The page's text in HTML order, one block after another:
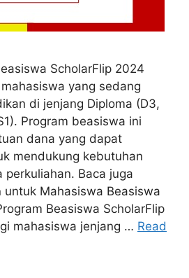
ScholarFlip 2024
yang sedang
di jenjang Diploma (D3,
Program beasiswa ini
dana yang dapat
mendukung kebutuhan
perkuliahan. Baca juga
untuk Mahasiswa Beasiswa
Beasiswa ScholarFlip
mahasiswa jenjang … Read